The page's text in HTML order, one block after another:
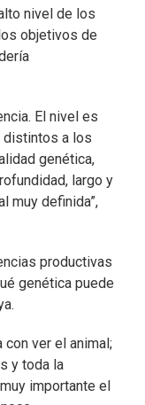
nivel de los
objetivos de
El nivel es
distintos a los
genética,
largo y
muy definida”,
productivas
genética puede
con ver el animal;
y toda la
importante el